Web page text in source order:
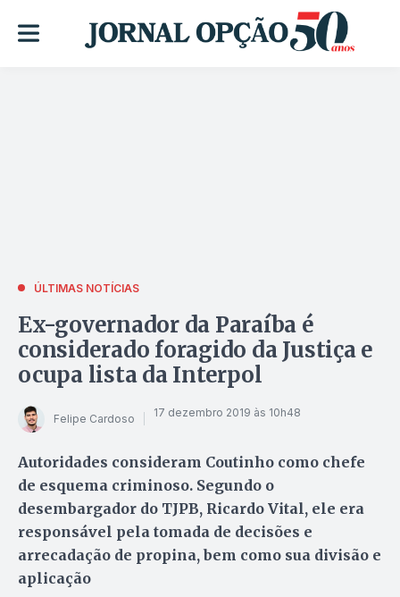
ÚLTIMAS NOTÍCIAS
Ex-governador da Paraíba é
considerado foragido da Justiça e
ocupa lista da Interpol
Felipe Cardoso 17 dezembro 2019 às 10h48
Autoridades consideram Coutinho como chefe
de esquema criminoso. Segundo o
desembargador do TJPB, Ricardo Vital, ele era
responsável pela tomada de decisões e
arrecadação de propina, bem como sua divisão e
aplicação